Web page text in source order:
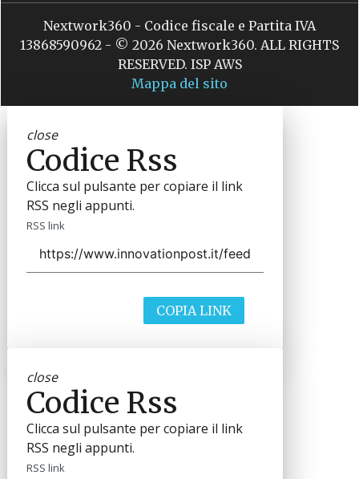
Nextwork360 - Codice fiscale e Partita IVA
13868590962 - © 2026 Nextwork360. ALL RIGHTS
RESERVED. ISP AWS
Mappa del sito
close
Codice Rss
Clicca sul pulsante per copiare il link
RSS negli appunti.
RSS link
COPIA LINK
close
Codice Rss
Clicca sul pulsante per copiare il link
RSS negli appunti.
RSS link